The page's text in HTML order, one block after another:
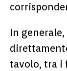
In
tavolo, tra i